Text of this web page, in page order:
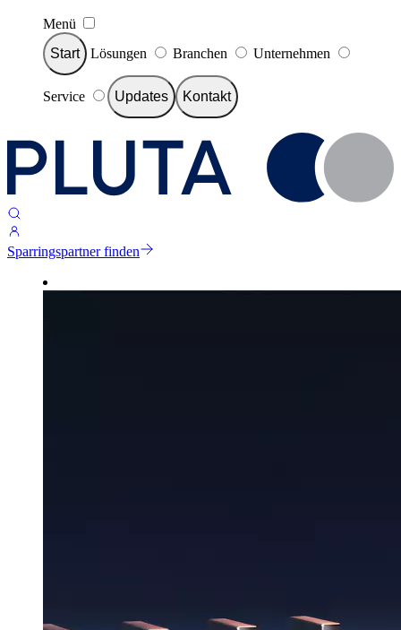
Menü
Start
Lösungen Branchen Unternehmen
Service Updates Kontakt
Sparringspartner finden